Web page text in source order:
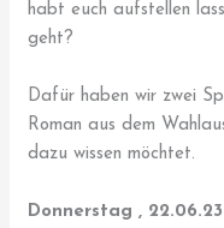
habt euch aufstellen
geht?
Dafür haben wir zwei
Roman aus dem
dazu wissen möchtet.
Donnerstag ,